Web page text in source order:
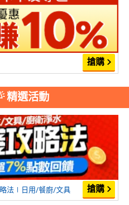
精選活動
略法∣日用/餐廚/文具